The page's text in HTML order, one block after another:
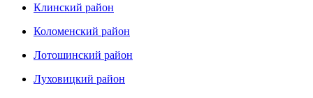
Клинский район
Коломенский район
Лотошинский район
Луховицкий район